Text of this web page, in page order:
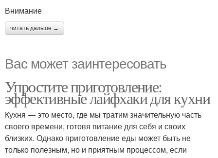
Внимание
читать дальше →
Вас может заинтересовать
Упростите приготовление:
эффективные лайфхаки для кухни
Кухня — это место, где мы тратим значительную часть
своего времени, готовя питание для себя и своих
близких. Однако приготовление еды может быть не
только полезным, но и приятным процессом, если